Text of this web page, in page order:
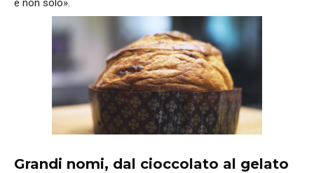
e non solo».
Grandi nomi, dal cioccolato al gelato